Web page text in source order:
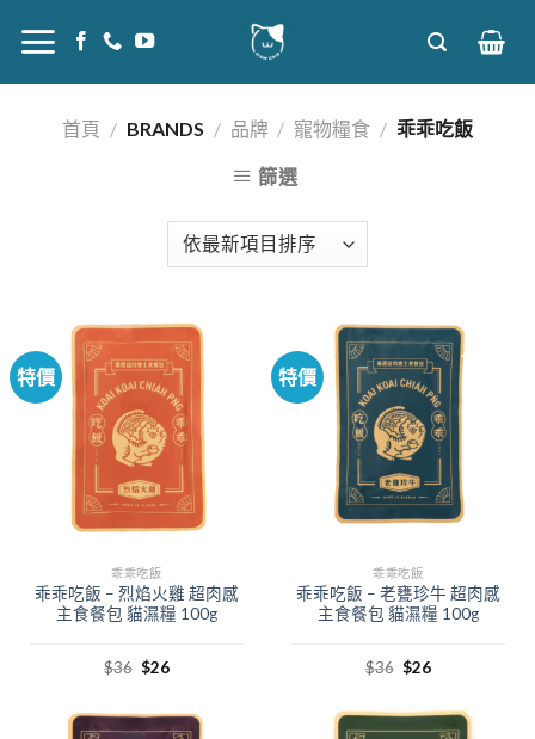
首頁 / BRANDS / 品牌 / 寵物糧食 / 乖乖吃飯
篩選
特價
乖乖吃飯
乖乖吃飯 – 烈焰火雞 超肉感
主食餐包 貓濕糧 100g
$36 $26
特價
乖乖吃飯
乖乖吃飯 – 老甕珍牛 超肉感
主食餐包 貓濕糧 100g
$36 $26